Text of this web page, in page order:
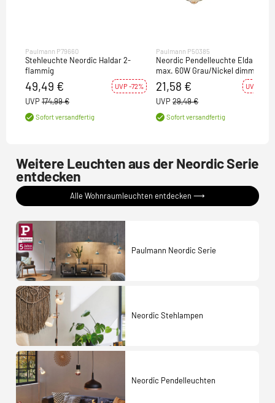
Paulmann P79660
Stehleuchte Neordic Haldar 2-
flammig
49,49 € UVP -72%
UVP 174,99 €
Sofort versandfertig
Paulmann P50385
Neordic Pendelleuchte Eldar E27
max. 60W Grau/Nickel dimmbar
Metall
21,58 € UVP -27%
UVP 29,49 €
Sofort versandfertig
Weitere Leuchten aus der Neordic Serie
entdecken
Alle Wohnraumleuchten entdecken ⟶
Paulmann Neordic Serie
Neordic Stehlampen
Neordic Pendelleuchten